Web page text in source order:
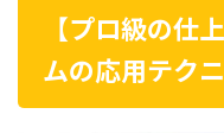
【プロ級の仕
ムの応用テク